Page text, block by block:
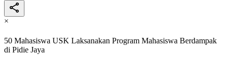
×
50 Mahasiswa USK Laksanakan Program Mahasiswa Berdampak
di Pidie Jaya